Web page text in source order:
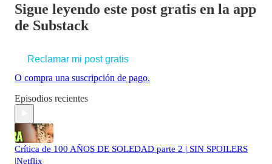
Sigue leyendo este post gratis en la app
de Substack
Reclamar mi post gratis
O compra una suscripción de pago.
Episodios recientes
Crítica de 100 AÑOS DE SOLEDAD parte 2 | SIN SPOILERS
|Netflix